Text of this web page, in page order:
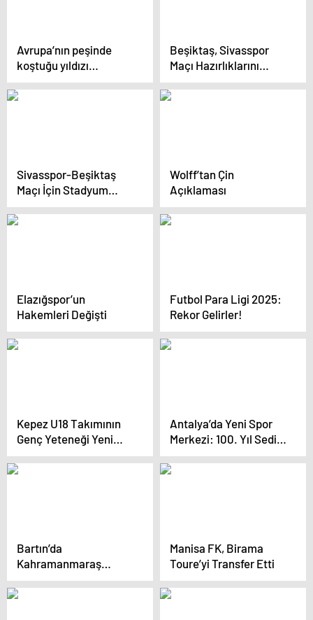
Avrupa’nın peşinde
koştuğu yıldızı
Fenerbahçe radara aldı
Beşiktaş, Sivasspor
Maçı Hazırlıklarını
Tamamladı
Sivasspor-Beşiktaş
Maçı İçin Stadyum
Hazırlıkları
Wolff’tan Çin
Açıklaması
Elazığspor’un
Hakemleri Değişti
Futbol Para Ligi 2025:
Rekor Gelirler!
Kepez U18 Takımının
Genç Yeteneği Yeni
Sezonda Üst Liglere
Hazırlanıyor
Antalya’da Yeni Spor
Merkezi: 100. Yıl Sedir
Spor Kompleksi
Hizmete Girdi
Bartın’da
Kahramanmaraş
depremlerinin
yıldönümünde lokma
Manisa FK, Birama
Toure’yi Transfer Etti